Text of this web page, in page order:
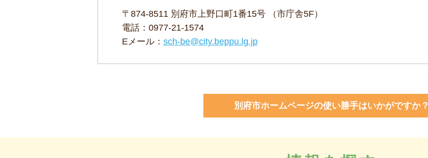
〒874-8511 別府市上野口町1番15号 （市庁舎5F）
電話： 0977-21-1574
Eメール： sch-be@city.beppu.lg.jp
別府市ホームページの使い勝手はいかがですか？